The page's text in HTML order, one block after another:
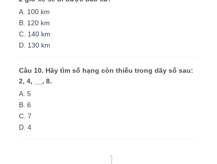
A. 100 km
B. 120 km
C. 140 km
D. 130 km
Câu 10. Hãy tìm số hạng còn thiếu trong dãy số sau:
2, 4, __, 8.
A. 5
B. 6
C. 7
D. 4